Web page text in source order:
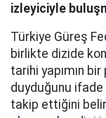
izleyiciyle
Türkiye Güreş
birlikte dizide
tarihi yapımın
duyduğunu
takip ettiğini